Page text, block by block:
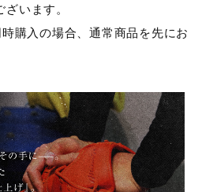
います。
購入の場合、通常商品を先にお